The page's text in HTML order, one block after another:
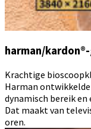
harman/
Krachtige
Harman
dynamisch bereik en
Dat maakt van
oren.